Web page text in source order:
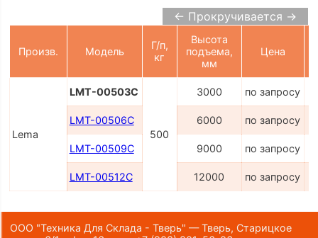
← Прокручивается →
Произв. Модель
Г/п,
кг
Высота
подъема,
мм
Цена
Lema
LMT-00503C
500
3000 по запросу
LMT-00506C 6000 по запросу
LMT-00509C 9000 по запросу
LMT-00512C 12000 по запросу
ООО "Техника Для Склада - Тверь" — Тверь, Старицкое